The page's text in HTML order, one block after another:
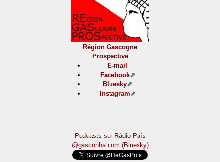
Région Gascogne
Prospective
E-mail
Facebook
Bluesky
Instagram
Podcasts sur Ràdio País
@gasconha.com (Bluesky)